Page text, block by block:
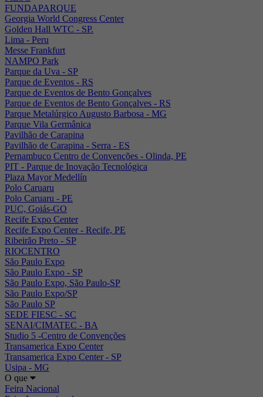
FUNDAPARQUE
Georgia World Congress Center
Golden Hall WTC - SP.
Lima - Peru
Messe Frankfurt
NAMPO Park
Parque da Uva - SP
Parque de Eventos - RS
Parque de Eventos de Bento Gonçalves
Parque de Eventos de Bento Gonçalves - RS
Parque Metalúrgico Augusto Barbosa - MG
Parque Vila Germânica
Pavilhão de Carapina
Pavilhão de Carapina - Serra - ES
Pernambuco Centro de Convenções - Olinda, PE
PIT - Parque de Inovação Tecnológica
Plaza Mayor Medellín
Polo Caruaru
Polo Caruaru - PE
PUC, Goiás-GO
Recife Expo Center
Recife Expo Center - Recife, PE
Ribeirão Preto - SP
RIOCENTRO
São Paulo Expo
São Paulo Expo - SP
São Paulo Expo, São Paulo-SP
São Paulo Expo/SP
São Paulo SP
SEDE FIESC - SC
SENAI/CIMATEC - BA
Studio 5 -Centro de Convenções
Transamerica Expo Center
Transamerica Expo Center - SP
Usipa - MG
O que
Feira Nacional